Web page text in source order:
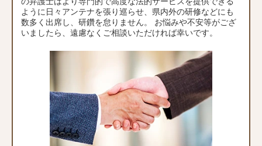
ように日々アンテナを張り巡らせ、県内外の研修などにも
数多く出席し、研鑽を怠りません。 お悩みや不安等がござ
いましたら、遠慮なくご相談いただければ幸いです。